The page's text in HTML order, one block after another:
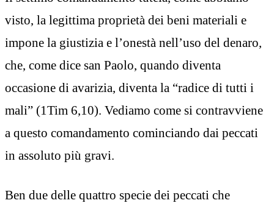
visto, la legittima proprietà dei beni materiali e
impone la giustizia e l’onestà nell’uso del denaro,
che, come dice san Paolo, quando diventa
occasione di avarizia, diventa la “radice di tutti i
mali” (1Tim 6,10). Vediamo come si contravviene
a questo comandamento cominciando dai peccati
in assoluto più gravi.
Ben due delle quattro specie dei peccati che